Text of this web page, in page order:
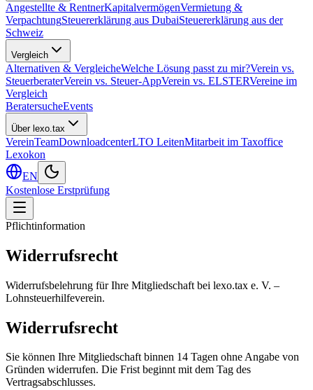
Angestellte & RentnerKapitalvermögenVermietung &
VerpachtungSteuererklärung aus DubaiSteuererklärung aus der
Schweiz
Vergleich
Alternativen & VergleicheWelche Lösung passt zu mir?Verein vs.
SteuerberaterVerein vs. Steuer-AppVerein vs. ELSTERVereine im
Vergleich
BeratersucheEvents
Über lexo.tax
VereinTeamDownloadcenterLTO LeitenMitarbeit im Taxoffice
Lexokon
EN
Kostenlose Erstprüfung
Pflichtinformation
Widerrufsrecht
Widerrufsbelehrung für Ihre Mitgliedschaft bei lexo.tax e. V. –
Lohnsteuerhilfeverein.
Widerrufsrecht
Sie können Ihre Mitgliedschaft binnen 14 Tagen ohne Angabe von
Gründen widerrufen. Die Frist beginnt mit dem Tag des
Vertragsabschlusses.